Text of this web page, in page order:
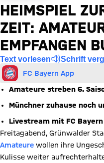
HEIMSPIEL
ZEIT:
EMPFANGEN
Text vorlesen Schrift
FC Bayern App
Amateure streben 6.
Münchner zuhause noch
Livestream mit FC Bayern
Freitagabend, Grünwalder
Amateure wollen ihre
Kulisse weiter